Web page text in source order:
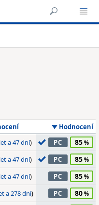
Hodnocení
a 47 dní) PC 85
a 47 dní) PC 85
a 47 dní) PC 85
a 278 dní) PC 80